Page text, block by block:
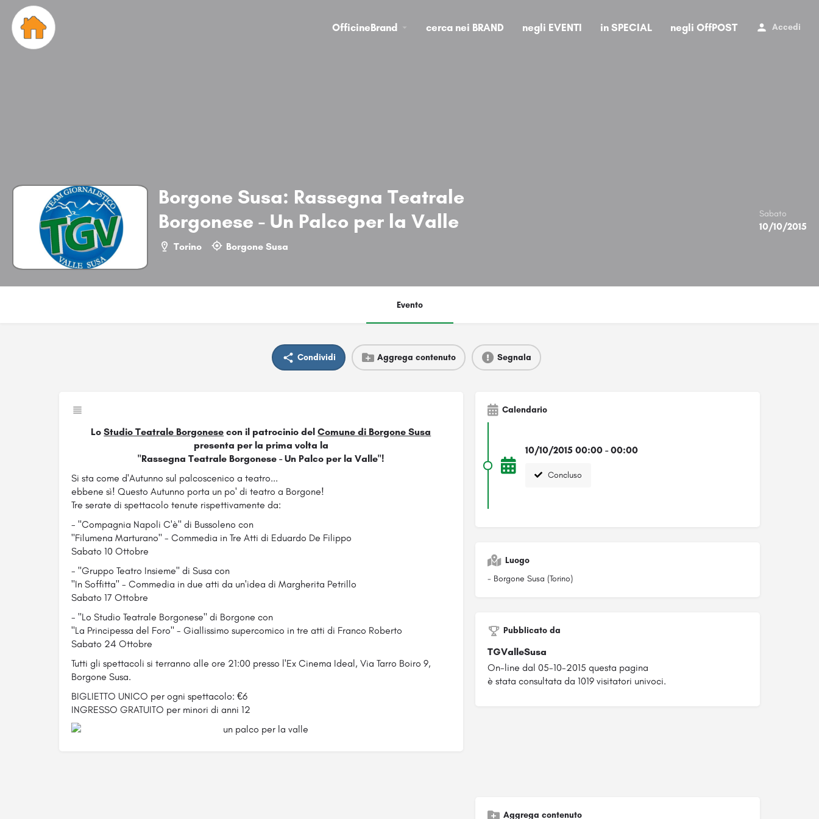
OfficineBrand cerca nei BRAND negli EVENTI in SPECIAL negli OffPOST Accedi
Borgone Susa: Rassegna Teatrale
Borgonese - Un Palco per la Valle
Torino Borgone Susa
Sabato
10/10/2015
Evento
Condividi Aggrega contenuto Segnala
LoStudio Teatrale Borgonese con il patrocinio delComune di Borgone Susa
presenta per la prima volta la
"Rassegna Teatrale Borgonese - Un Palco per la Valle"!
Si sta come d'Autunno sul palcoscenico a teatro...
ebbene sì! Questo Autunno porta un po' di teatro a Borgone!
Tre serate di spettacolo tenute rispettivamente da:
- "Compagnia Napoli C'è" di Bussoleno con
"Filumena Marturano" - Commedia in Tre Atti di Eduardo De Filippo
Sabato 10 Ottobre
- "Gruppo Teatro Insieme" di Susa con
"In Soffitta" - Commedia in due atti da un'idea di Margherita Petrillo
Sabato 17 Ottobre
- "Lo Studio Teatrale Borgonese" di Borgone con
"La Principessa del Foro" - Giallissimo supercomico in tre atti di Franco Roberto
Sabato 24 Ottobre
Tutti gli spettacoli si terranno alle ore 21:00 presso l'Ex Cinema Ideal, Via Tarro Boiro 9,
Borgone Susa.
BIGLIETTO UNICO per ogni spettacolo: €6
INGRESSO GRATUITO per minori di anni 12
Calendario
10/10/2015 00:00 - 00:00
Concluso
Luogo
- Borgone Susa (Torino)
Pubblicato da
TGValleSusa
On-line dal 05-10-2015 questa pagina
è stata consultata da 1019 visitatori univoci.
Aggrega contenuto